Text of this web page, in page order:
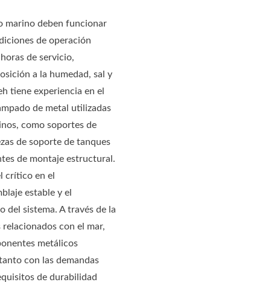
marino deben funcionar
de operación
de servicio,
a la humedad, sal y
tiene experiencia en el
de metal utilizadas
como soportes de
de soporte de tanques
de montaje estructural.
crítico en el
estable y el
del sistema. A través de la
con el mar,
metálicos
con las demandas
de durabilidad